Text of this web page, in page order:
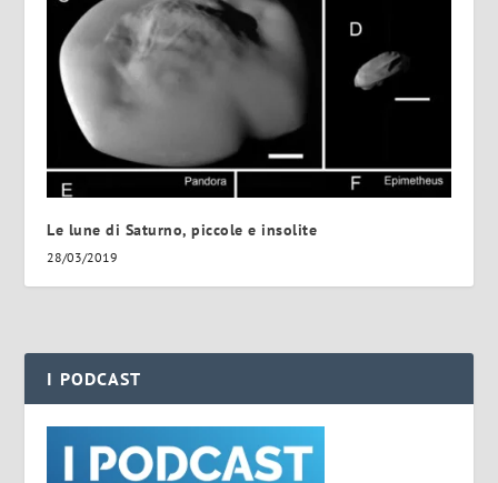
Le lune di Saturno, piccole e insolite
28/03/2019
I PODCAST